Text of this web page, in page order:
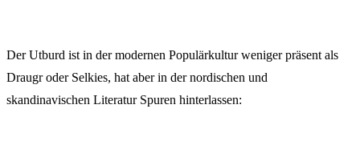
Der Utburd ist in der modernen Populärkultur weniger präsent als
Draugr oder Selkies, hat aber in der nordischen und
skandinavischen Literatur Spuren hinterlassen: